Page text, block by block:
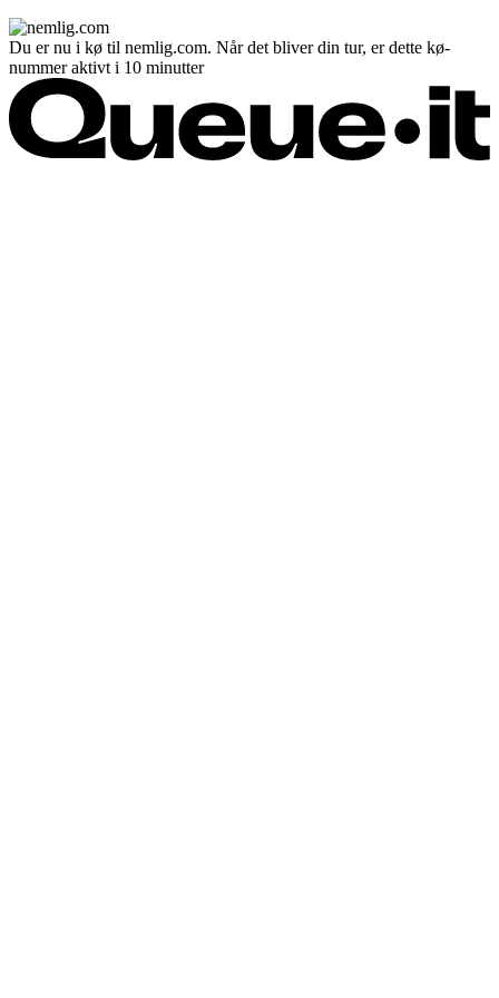
Du er nu i kø til nemlig.com. Når det bliver din tur, er dette kø-
nummer aktivt i 10 minutter